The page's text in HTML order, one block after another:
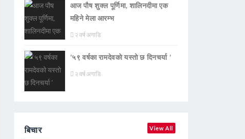
आज पौष शुक्ल पूर्णिमा, शालिनदीमा एक
महिने मेला आरम्भ
२ वर्ष अगाडि
‘५९ वर्षका रामदेवकाे यस्ताे छ दिनचर्या ’
२ वर्ष अगाडि
बिचार View All